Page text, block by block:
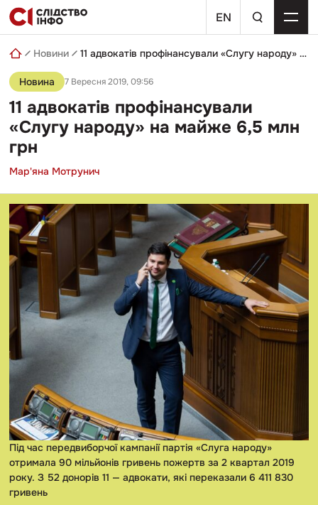
Skip
to
content
EN
пошуковий
запит
Новини 11 адвокатів профінансували «Слугу народу» на майже 6,5 млн грн
Новина 7 Вересня 2019, 09:56
11 адвокатів профінансували
«Слугу народу» на майже 6,5 млн
грн
Мар'яна Мотрунич
Під час передвиборчої кампанії партія «Слуга народу»
отримала 90 мільйонів гривень пожертв за 2 квартал 2019
року. З 52 донорів 11 — адвокати, які переказали 6 411 830
гривень